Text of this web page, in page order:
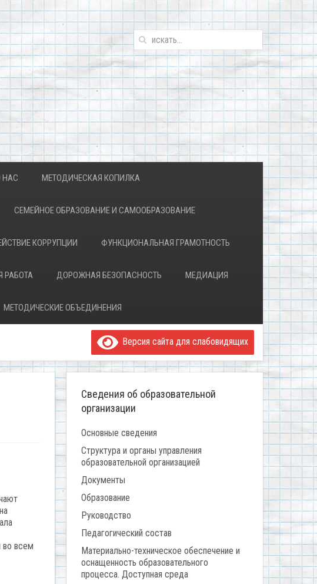
НАС МЕТОДИЧЕСКАЯ КОПИЛКА
СЕМЕЙНОЕ ОБРАЗОВАНИЕ И САМООБРАЗОВАНИЕ
КОРРУПЦИИ ФУНКЦИОНАЛЬНАЯ ГРАМОТНОСТЬ
РАБОТА ДОРОЖНАЯ БЕЗОПАСНОСТЬ МЕДИАЦИЯ
МЕТОДИЧЕСКИЕ ОБЪЕДИНЕНИЯ
Версия сайта для слабовидящих
во всем
Сведения об образовательной
организации
Основные сведения
Структура и органы управления
образовательной организацией
Документы
Образование
Руководство
Педагогический состав
Материально-техническое обеспечение и
оснащенность образовательного
процесса. Доступная среда